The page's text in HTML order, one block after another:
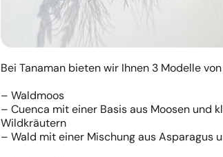
Bei Tanaman bieten wir Ihnen 3 Modelle
– Waldmoos
– Cuenca mit einer Basis aus Moosen und
Wildkräutern
– Wald mit einer Mischung aus Asparagus